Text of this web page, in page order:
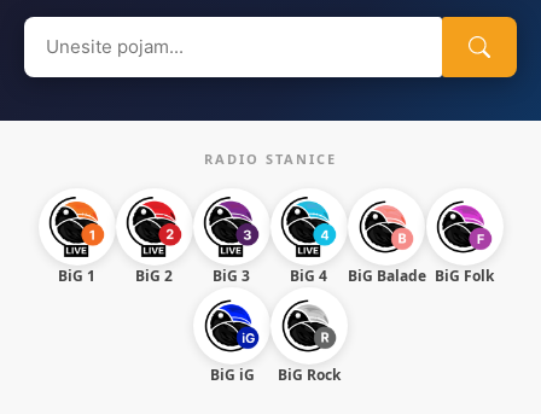
Search
for:
RADIO STANICE
BiG 1 BiG 2 BiG 3 BiG 4 BiG Balade BiG Folk
BiG iG BiG Rock